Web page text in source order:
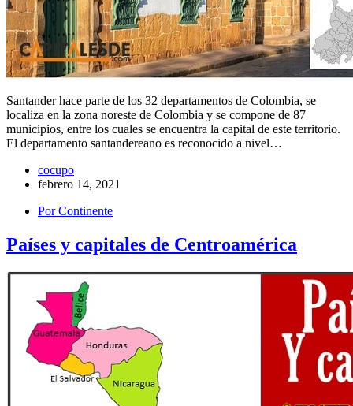
Santander hace parte de los 32 departamentos de Colombia, se
localiza en la zona noreste de Colombia y se compone de 87
municipios, entre los cuales se encuentra la capital de este territorio.
El departamento santandereano es reconocido a nivel…
cocupo
febrero 14, 2021
Por Continente
Países y capitales de Centroamérica